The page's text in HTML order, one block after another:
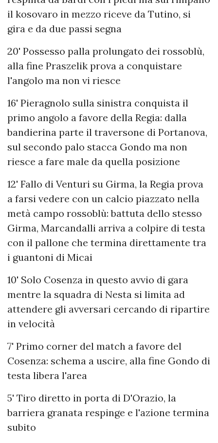
il kosovaro in mezzo riceve da Tutino, si
gira e da due passi segna
20' Possesso palla prolungato dei rossoblù,
alla fine Praszelik prova a conquistare
l'angolo ma non vi riesce
16' Pieragnolo sulla sinistra conquista il
primo angolo a favore della Regia: dalla
bandierina parte il traversone di Portanova,
sul secondo palo stacca Gondo ma non
riesce a fare male da quella posizione
12' Fallo di Venturi su Girma, la Regia prova
a farsi vedere con un calcio piazzato nella
metà campo rossoblù: battuta dello stesso
Girma, Marcandalli arriva a colpire di testa
con il pallone che termina direttamente tra
i guantoni di Micai
10' Solo Cosenza in questo avvio di gara
mentre la squadra di Nesta si limita ad
attendere gli avversari cercando di ripartire
in velocità
7' Primo corner del match a favore del
Cosenza: schema a uscire, alla fine Gondo di
testa libera l'area
5' Tiro diretto in porta di D'Orazio, la
barriera granata respinge e l'azione termina
subito